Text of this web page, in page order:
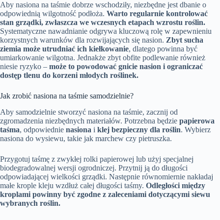
Aby nasiona na taśmie dobrze wschodziły, niezbędne jest dbanie o
odpowiednią wilgotność podłoża. Warto regularnie kontrolować
stan grządki, zwłaszcza we wczesnych etapach wzrostu roślin.
Systematyczne nawadnianie odgrywa kluczową rolę w zapewnieniu
korzystnych warunków dla rozwijających się nasion. Zbyt sucha
ziemia może utrudniać ich kiełkowanie, dlatego powinna być
umiarkowanie wilgotna. Jednakże zbyt obfite podlewanie również
niesie ryzyko – może to powodować gnicie nasion i ograniczać
dostęp tlenu do korzeni młodych roślinek.
Jak zrobić nasiona na taśmie samodzielnie?
Aby samodzielnie stworzyć nasiona na taśmie, zacznij od
zgromadzenia niezbędnych materiałów. Potrzebna będzie papierowa
taśma, odpowiednie nasiona i klej bezpieczny dla roślin. Wybierz
nasiona do wysiewu, takie jak marchew czy pietruszka.
Przygotuj taśmę z zwykłej rolki papierowej lub użyj specjalnej
biodegradowalnej wersji ogrodniczej. Przytnij ją do długości
odpowiadającej wielkości grządki. Następnie równomiernie nakładaj
małe krople kleju wzdłuż całej długości taśmy. Odległości między
kroplami powinny być zgodne z zaleceniami dotyczącymi siewu
wybranych roślin.